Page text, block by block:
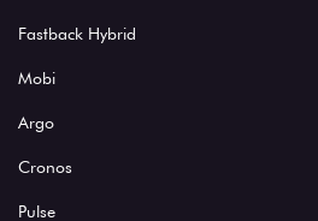
Fastback Hybrid
Mobi
Argo
Cronos
Pulse